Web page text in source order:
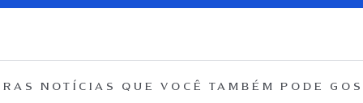
NOTÍCIAS QUE VOCÊ TAMBÉM PODE